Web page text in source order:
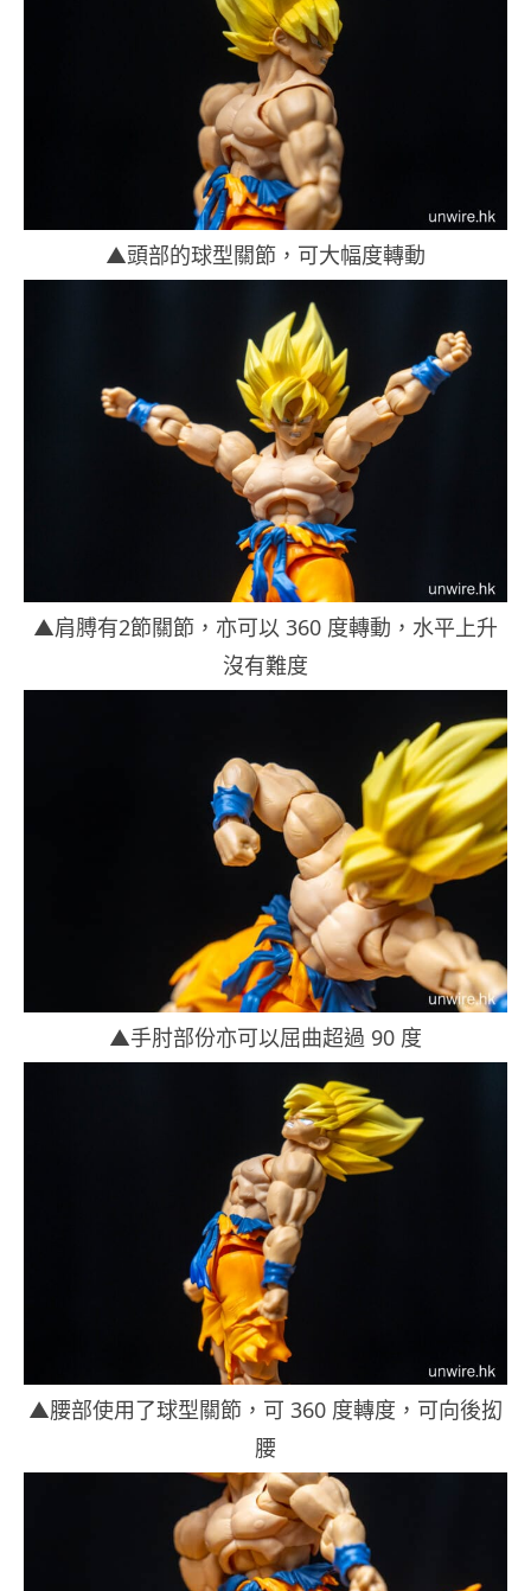
▲頭部的球型關節，可大幅度轉動
▲肩膊有2節關節，亦可以 360 度轉動，水平上升
沒有難度
▲手肘部份亦可以屈曲超過 90 度
▲腰部使用了球型關節，可 360 度轉度，可向後抝
腰